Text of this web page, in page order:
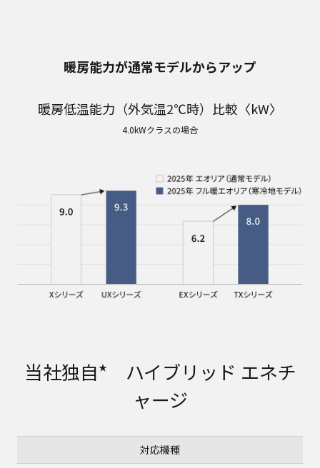
暖房能力が通常モデルからアップ
暖房低温能力（外気温2℃時）比較〈kW〉
4.0kWクラスの場合
当社独自★ハイブリッド エネチ
ャージ
対応機種